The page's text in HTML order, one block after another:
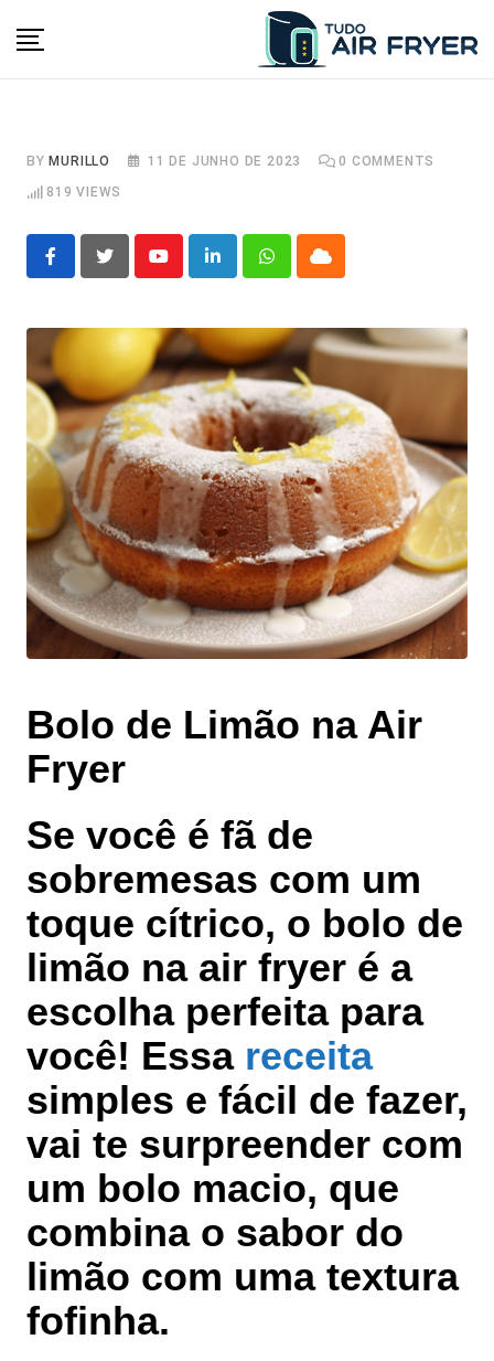
BY MURILLO 11 DE JUNHO DE 2023 0 COMMENTS
819 VIEWS
YoutubeLinkedInWhatsappCloud
Bolo de Limão na Air
Fryer
Se você é fã de
sobremesas com um
toque cítrico, o bolo de
limão na air fryer é a
escolha perfeita para
você! Essa receita
simples e fácil de fazer,
vai te surpreender com
um bolo macio, que
combina o sabor do
limão com uma textura
fofinha.